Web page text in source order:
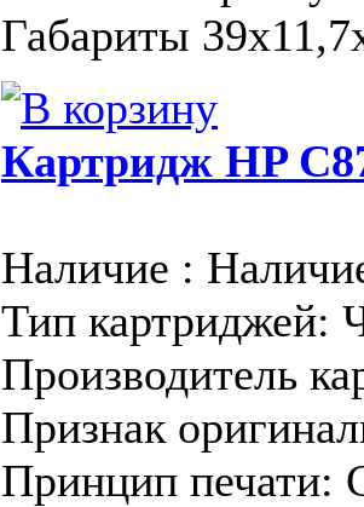
Габариты
Картридж HP
Наличие :
Тип картриджей:
Производитель
Признак
Принцип печати: